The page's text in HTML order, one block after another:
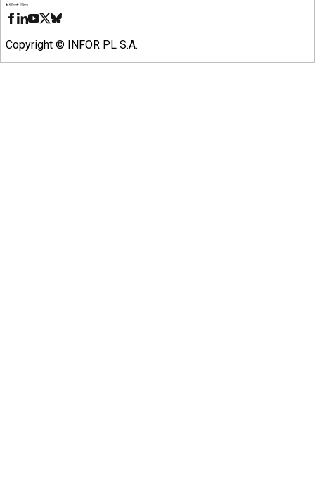
Copyright © INFOR PL S.A.